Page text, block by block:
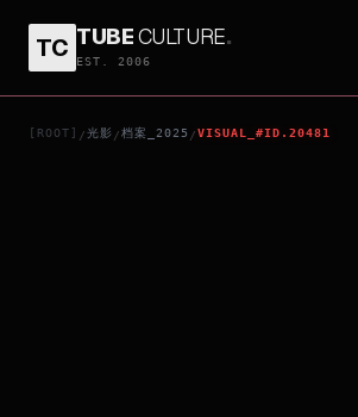
TC TUBECULTURE.
EST. 2006
[ROOT] /光影 /档案_2025 /VISUAL_#ID.20481
BY 6 AM